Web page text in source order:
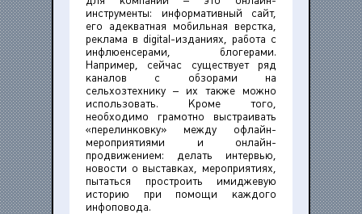
инструменты: информативный сайт,
его адекватная мобильная верстка,
реклама в digital-изданиях, работа с
инфлюенсерами, блогерами.
Например, сейчас существует ряд
каналов с обзорами на
сельхозтехнику – их также можно
использовать. Кроме того,
необходимо грамотно выстраивать
«перелинковку» между офлайн-
мероприятиями и онлайн-
продвижением: делать интервью,
новости о выставках, мероприятиях,
пытаться простроить имиджевую
историю при помощи каждого
инфоповода.